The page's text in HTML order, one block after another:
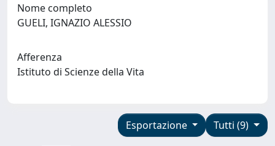
Nome completo
GUELI, IGNAZIO ALESSIO
Afferenza
Istituto di Scienze della Vita
Tutti (9)
Esportazione